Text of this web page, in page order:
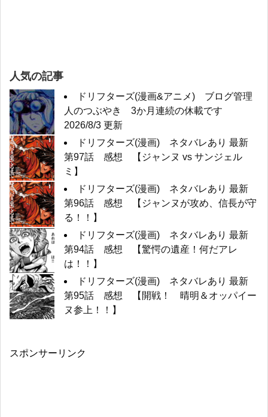
人気の記事
ドリフターズ(漫画&アニメ) ブログ管理
人のつぶやき 3か月連続の休載です
2026/8/3 更新
ドリフターズ(漫画) ネタバレあり 最新
第97話 感想 【ジャンヌ vs サンジェル
ミ】
ドリフターズ(漫画) ネタバレあり 最新
第96話 感想 【ジャンヌが攻め、信長が守
る！！】
ドリフターズ(漫画) ネタバレあり 最新
第94話 感想 【驚愕の遺産！何だアレ
は！！】
ドリフターズ(漫画) ネタバレあり 最新
第95話 感想 【開戦！ 晴明＆オッパイー
ヌ参上！！】
スポンサーリンク